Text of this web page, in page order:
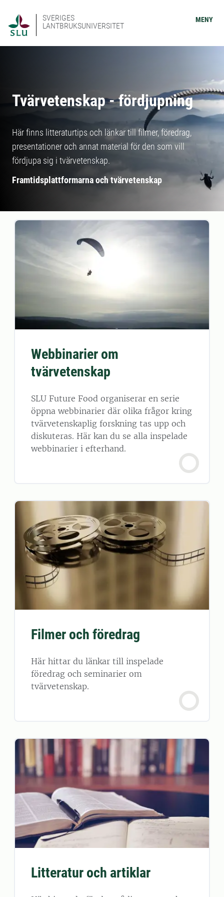
SVERIGES
LANTBRUKSUNIVERSITET
MENY
Tvärvetenskap - fördjupning
Här finns litteraturtips och länkar till filmer, föredrag,
presentationer och annat material för den som vill
fördjupa sig i tvärvetenskap.
Framtidsplattformarna och tvärvetenskap
Webbinarier om
tvärvetenskap
SLU Future Food organiserar en serie
öppna webbinarier där olika frågor kring
tvärvetenskaplig forskning tas upp och
diskuteras. Här kan du se alla inspelade
webbinarier i efterhand.
Filmer och föredrag
Här hittar du länkar till inspelade
föredrag och seminarier om
tvärvetenskap.
Litteratur och artiklar